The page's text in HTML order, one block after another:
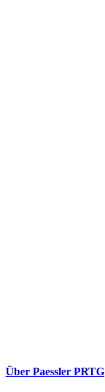
Über Paessler PRTG